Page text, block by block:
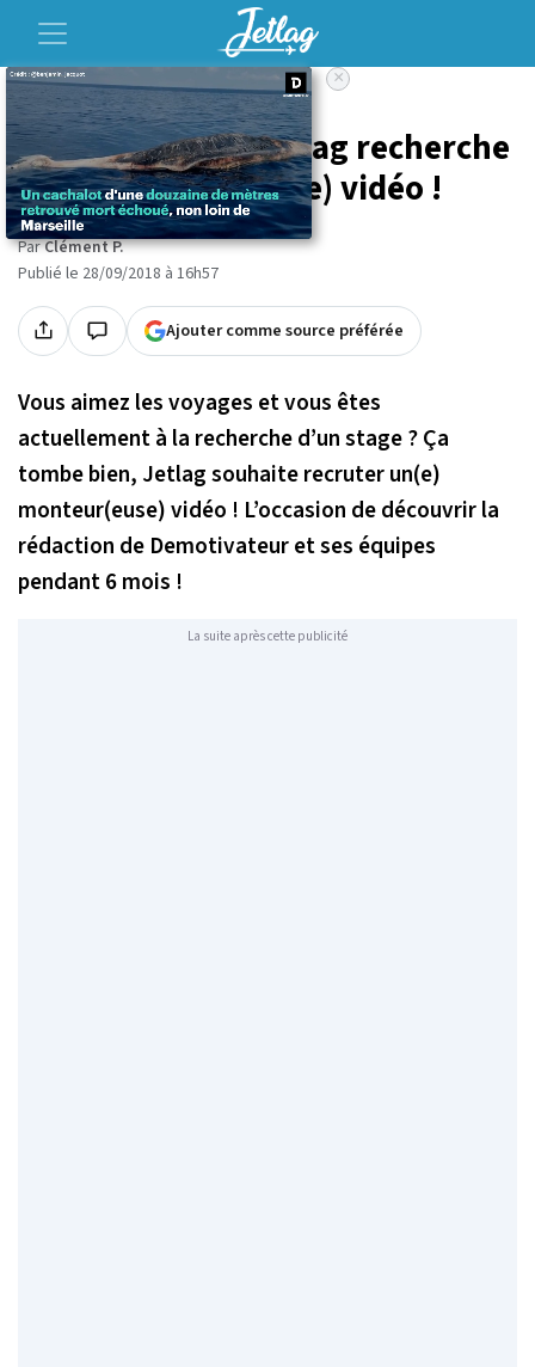
Accueil Voyage
Offre de stage : Jetlag recherche
un(e) monteur(euse) vidéo !
ParClément P.
Publié le 28/09/2018 à 16h57
Ajouter comme source préférée
Vous aimez les voyages et vous êtes
actuellement à la recherche d’un stage ? Ça
tombe bien, Jetlag souhaite recruter un(e)
monteur(euse) vidéo ! L’occasion de découvrir la
rédaction de Demotivateur et ses équipes
pendant 6 mois !
La suite après cette publicité
×